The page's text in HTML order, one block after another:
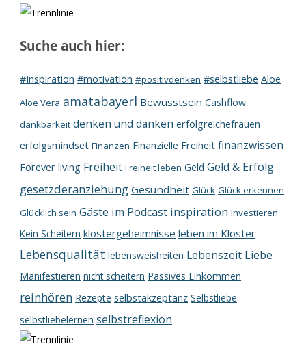
Suche auch hier:
#Inspiration #motivation #positivdenken #selbstliebe Aloe
Aloe Vera amatabayerl Bewusstsein Cashflow
dankbarkeit denken und danken erfolgreichefrauen
erfolgsmindset Finanzen Finanzielle Freiheit finanzwissen
Forever living Freiheit Freiheit leben Geld Geld & Erfolg
gesetzderanziehung Gesundheit Glück Glück erkennen
Glücklich sein Gäste im Podcast inspiration Investieren
Kein Scheitern klostergeheimnisse leben im Kloster
Lebensqualität lebensweisheiten Lebenszeit Liebe
Manifestieren nicht scheitern Passives Einkommen
reinhören Rezepte selbstakzeptanz Selbstliebe
selbstliebelernen selbstreflexion